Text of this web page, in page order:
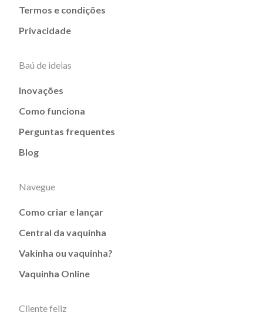
Termos e condições
Privacidade
Baú de ideias
Inovações
Como funciona
Perguntas frequentes
Blog
Navegue
Como criar e lançar
Central da vaquinha
Vakinha ou vaquinha?
Vaquinha Online
Cliente feliz